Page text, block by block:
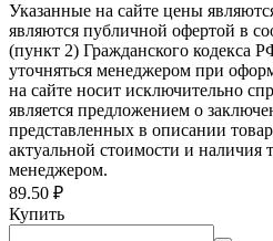
Указанные на сайте цены
являются публичной офертой в
(пункт 2) Гражданского кодекса
уточняться менеджером при
на сайте носит исключительно
является предложением о
представленных в описании
актуальной стоимости и наличия
менеджером.
89.50 ₽
Купить